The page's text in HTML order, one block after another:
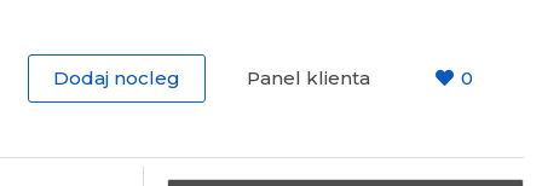
Dodaj nocleg Panel klienta 0